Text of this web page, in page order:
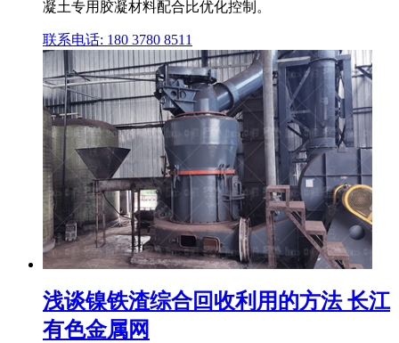
凝土专用胶凝材料配合比优化控制。
联系电话: 180 3780 8511
浅谈镍铁渣综合回收利用的方法 长江
有色金属网